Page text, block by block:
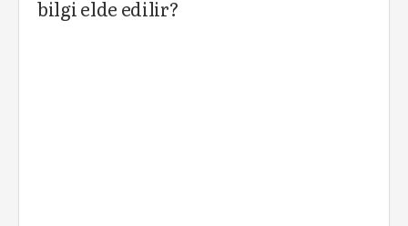
bilgi elde edilir?